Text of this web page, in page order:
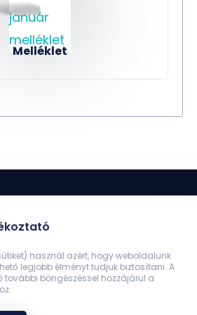
Melléklet
Hírmondó
Pécs, Szigeti út 12.
használ azért, hogy weboldalunk
legjobb élményt tudjuk biztosítani. A
további böngészéssel hozzájárul a